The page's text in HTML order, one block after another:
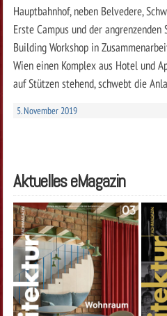
Hauptbahnhof, neben Belvedere,
Erste Campus und der
Building Workshop in
Wien einen Komplex aus Hotel und
auf Stützen stehend, schwebt die
5. November 2019
Aktuelles eMagazin